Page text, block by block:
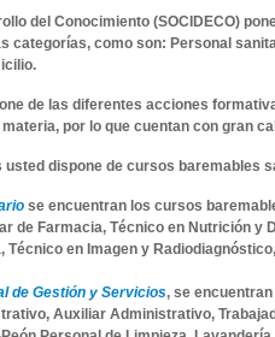
del Conocimiento (SOCIDECO)
categorías, como son: Personal
de las diferentes acciones
por lo que cuentan con gran
usted dispone de cursos baremables
se encuentran los cursos
de Farmacia, Técnico en Nutrición y
en Imagen y
de Gestión y Servicios, se
Auxiliar Administrativo,